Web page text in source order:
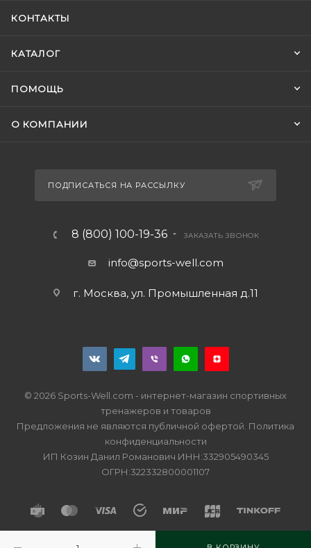
КОНТАКТЫ
КАТАЛОГ
ПОМОЩЬ
О КОМПАНИИ
ПОДПИСАТЬСЯ НА РАССЫЛКУ
8 (800) 100-19-36 ЗАКАЗАТЬ ЗВОНОК
info@sports-well.com
г. Москва, ул. Промышленная д.11
© 2026 Sports-Well.com - интернет-магазин спортивных
тренажеров и товаров
Предложения не являются публичной офертой. Политика
конфиденциальности
ИП Козин Данил Романович ИНН:332905490345
ОГРН:322332800001107